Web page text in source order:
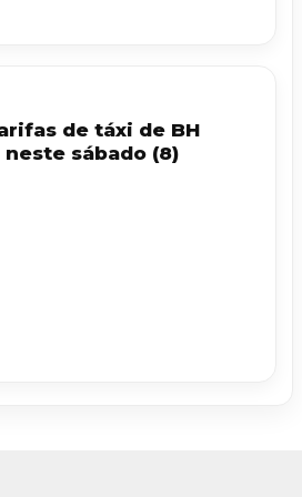
de táxi de BH
sábado (8)